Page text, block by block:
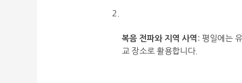
복음 전파와 지역 사역 : 평일에는
교 장소로 활용합니다.